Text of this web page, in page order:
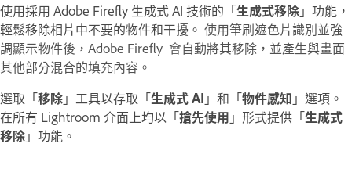
使用採用 Adobe Firefly 生成式 AI 技術的「生成式移除」功能，
輕鬆移除相片中不要的物件和干擾。 使用筆刷遮色片識別並強
調顯示物件後，Adobe Firefly 會自動將其移除，並產生與畫面
其他部分混合的填充內容。
選取「移除」工具以存取「生成式 AI 」和「物件感知 」選項。
在所有 Lightroom 介面上均以「搶先使用 」形式提供「生成式
移除」功能。